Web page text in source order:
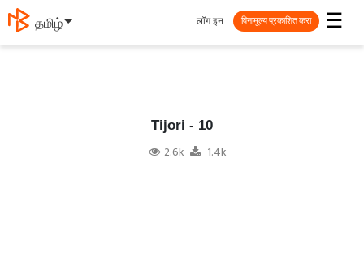
தமிழ் ☰
लॉग इन विनामूल्य प्रकाशित करा
Tijori - 10
2.6k 1.4k